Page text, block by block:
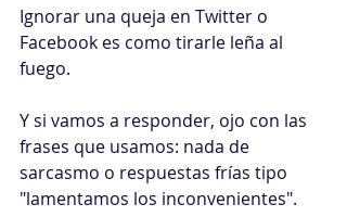
Ignorar una queja en Twitter o
Facebook es como tirarle leña al
fuego.
Y si vamos a responder, ojo con las
frases que usamos: nada de
sarcasmo o respuestas frías tipo
"lamentamos los inconvenientes".